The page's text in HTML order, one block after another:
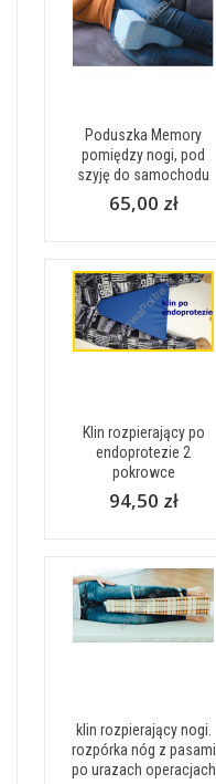
Poduszka Memory
pomiędzy nogi, pod
szyję do samochodu
65,00 zł
Klin rozpierający po
endoprotezie 2
pokrowce
94,50 zł
klin rozpierający nogi.
rozpórka nóg z pasami
po urazach operacjach